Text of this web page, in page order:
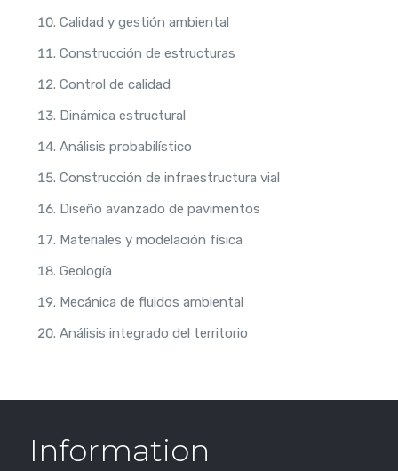
Calidad y gestión ambiental
Construcción de estructuras
Control de calidad
Dinámica estructural
Análisis probabilístico
Construcción de infraestructura vial
Diseño avanzado de pavimentos
Materiales y modelación física
Geología
Mecánica de fluidos ambiental
Análisis integrado del territorio
Information